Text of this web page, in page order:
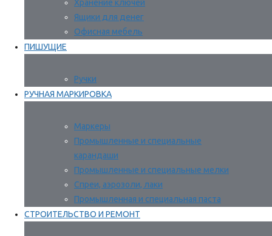
Хранение ключей
Ящики для денег
Офисная мебель
ПИШУЩИЕ
Ручки
РУЧНАЯ МАРКИРОВКА
Маркеры
Промышленные и специальные
карандаши
Промышленные и специальные мелки
Спреи, аэрозоли, лаки
Промышленная и специальная паста
СТРОИТЕЛЬСТВО И РЕМОНТ